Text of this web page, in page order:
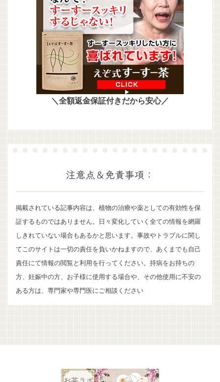
＼全額返金保証付きだから安心／
注意点＆免責事項：
掲載されている記事内容は、植物の治療や薬としての有効性を保
証するものではありません。日々変化していく全ての情報を網羅
しきれていない場合もあるかと思います。事故やトラブルに関し
てこのサイトは一切の責任を負いかねますので、あくまでも自己
責任にて情報の閲覧と利用を行ってください。持病をお持ちの
方、妊娠中の方、お子様に使用する場合や、その他使用に不安の
ある方は、専門家や専門医にご相談ください